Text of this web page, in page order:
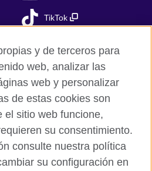
TikTok
y de terceros para
web, analizar las
web y personalizar
de estas cookies son
el sitio web funcione,
su consentimiento.
consulte nuestra política
su configuración en